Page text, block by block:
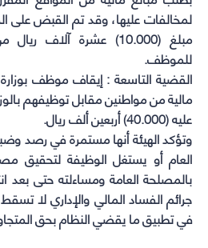
لمخالفات عليها، وقد تم القبض على
مبلغ (10.000) عشرة آلاف
للموظف.
القضية التاسعة : إيقاف موظف
مالية من مواطنين مقابل توظيفهم
عليه (40.000) أربعين ألف ريال.
وتؤكد الهيئة أنها مستمرة في رصد
العام أو يستغل الوظيفة لتحقيق
بالمصلحة العامة ومساءلته حتى بعد
جرائم الفساد المالي والإداري لا
في تطبيق ما يقضي النظام بحق